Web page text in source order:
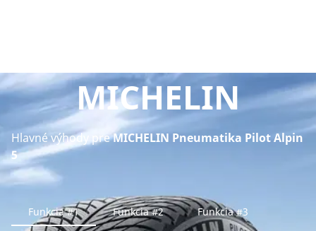
MICHELIN
Hlavné výhody preMICHELIN Pneumatika Pilot Alpin
5
Funkcia #1 Funkcia #2 Funkcia #3